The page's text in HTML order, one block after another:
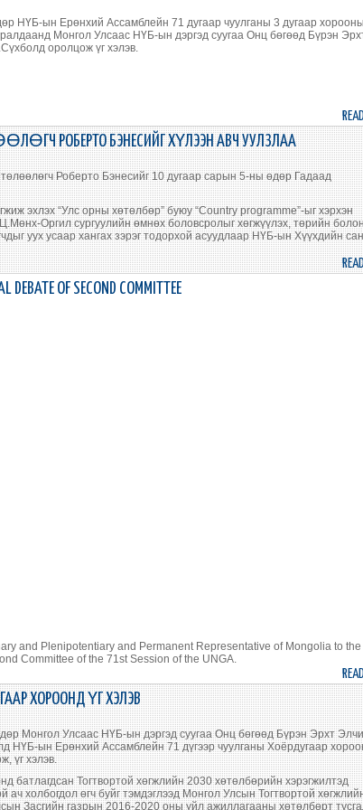
НҮБ-ын Ерөнхий Ассамблейн 71 дугаар чуулганы 3 дугаар хорооны
Монгол Улсаас НҮБ-ын дэргэд суугаа Онц бөгөөд Бүрэн
оролцож үг хэлэв.
РОБЕРТО БЭНЕСИЙГ ХҮЛЭЭН АВЧ УУЛЗЛАА
Роберто Бэнесийг 10 дугаар сарын 5-ны өдөр Гадаад
эхлэх “Улс орны хөтөлбөр” буюу “Country programme”-ыг хэрхэн
Оргил сургуулийн өмнөх боловсролыг хөгжүүлэх, төрийн болон
уух усаар хангах зэрэг тодорхой асуудлаар НҮБ-ын Хүүхдийн
DEBATE OF SECOND COMMITTEE
and Plenipotentiary and Permanent Representative of Mongolia to the
Committee of the 71st Session of the UNGA.
ХОРООНД ҮГ ХЭЛЭВ
Монгол Улсаас НҮБ-ын дэргэд суугаа Онц бөгөөд Бүрэн Эрхт
НҮБ-ын Ерөнхий Ассамблейн 71 дүгээр чуулганы Хоёрдугаар
үг хэлэв.
батлагдсан Тогтвортой хөгжлийн 2030 хөтөлбөрийн хэрэгжилтэд
ач холбогдол өгч буйг тэмдэглээд Монгол Улсын Тогтвортой
Засгийн газрын 2016-2020 оны үйл ажиллагааны хөтөлбөрт